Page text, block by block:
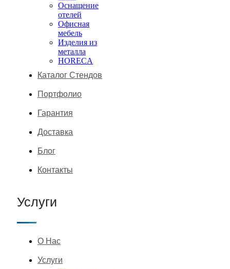
Оснащение
отелей
Офисная
мебель
Изделия из
металла
HORECA
Каталог Стендов
Портфолио
Гарантия
Доставка
Блог
Контакты
Услуги
О Нас
Услуги